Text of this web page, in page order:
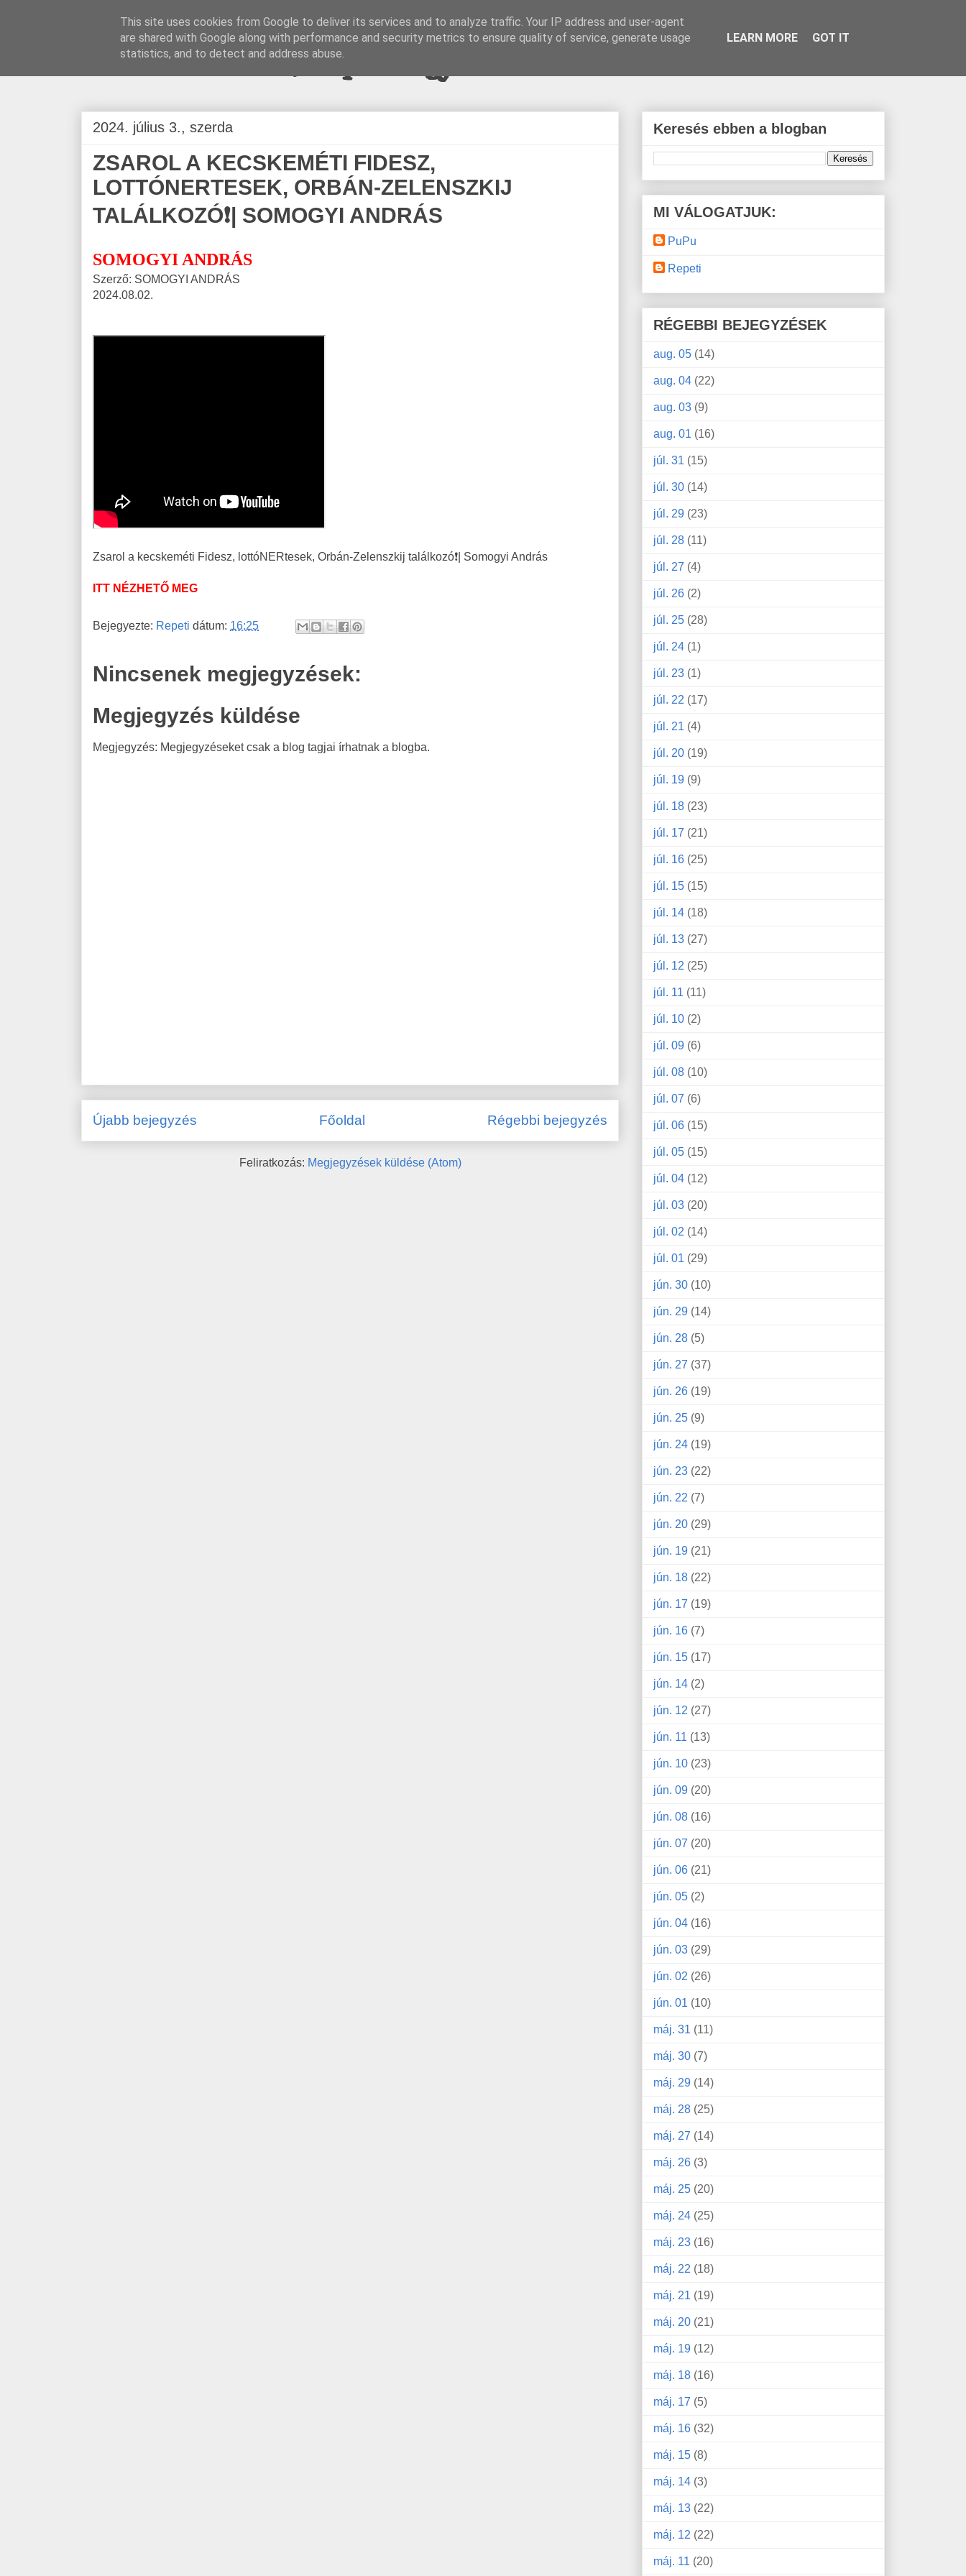
BLOGÁSZAT, napi blogjava
2024. július 3., szerda
ZSAROL A KECSKEMÉTI FIDESZ,
LOTTÓNERTESEK, ORBÁN-ZELENSZKIJ
TALÁLKOZÓ❗| SOMOGYI ANDRÁS
SOMOGYI ANDRÁS
Szerző: SOMOGYI ANDRÁS
2024.08.02.
Zsarol a kecskeméti Fidesz, lottóNERtesek, Orbán-Zelenszkij találkozó❗| Somogyi András
ITT NÉZHETŐ MEG
Bejegyezte: Repeti dátum: 16:25
Nincsenek megjegyzések:
Megjegyzés küldése
Megjegyzés: Megjegyzéseket csak a blog tagjai írhatnak a blogba.
Újabb bejegyzés Régebbi bejegyzés
Főoldal
Feliratkozás: Megjegyzések küldése (Atom)
Keresés ebben a blogban
MI VÁLOGATJUK:
PuPu
Repeti
RÉGEBBI BEJEGYZÉSEK
aug. 05 (14)
aug. 04 (22)
aug. 03 (9)
aug. 01 (16)
júl. 31 (15)
júl. 30 (14)
júl. 29 (23)
júl. 28 (11)
júl. 27 (4)
júl. 26 (2)
júl. 25 (28)
júl. 24 (1)
júl. 23 (1)
júl. 22 (17)
júl. 21 (4)
júl. 20 (19)
júl. 19 (9)
júl. 18 (23)
júl. 17 (21)
júl. 16 (25)
júl. 15 (15)
júl. 14 (18)
júl. 13 (27)
júl. 12 (25)
júl. 11 (11)
júl. 10 (2)
júl. 09 (6)
júl. 08 (10)
júl. 07 (6)
júl. 06 (15)
júl. 05 (15)
júl. 04 (12)
júl. 03 (20)
júl. 02 (14)
júl. 01 (29)
jún. 30 (10)
jún. 29 (14)
jún. 28 (5)
jún. 27 (37)
jún. 26 (19)
jún. 25 (9)
jún. 24 (19)
jún. 23 (22)
jún. 22 (7)
jún. 20 (29)
jún. 19 (21)
jún. 18 (22)
jún. 17 (19)
jún. 16 (7)
jún. 15 (17)
jún. 14 (2)
jún. 12 (27)
jún. 11 (13)
jún. 10 (23)
jún. 09 (20)
jún. 08 (16)
jún. 07 (20)
jún. 06 (21)
jún. 05 (2)
jún. 04 (16)
jún. 03 (29)
jún. 02 (26)
jún. 01 (10)
máj. 31 (11)
máj. 30 (7)
máj. 29 (14)
máj. 28 (25)
máj. 27 (14)
máj. 26 (3)
máj. 25 (20)
máj. 24 (25)
máj. 23 (16)
máj. 22 (18)
máj. 21 (19)
máj. 20 (21)
máj. 19 (12)
máj. 18 (16)
máj. 17 (5)
máj. 16 (32)
máj. 15 (8)
máj. 14 (3)
máj. 13 (22)
máj. 12 (22)
máj. 11 (20)
This site uses cookies from Google to deliver its services and to analyze traffic. Your IP address and user-agent
are shared with Google along with performance and security metrics to ensure quality of service, generate usage
statistics, and to detect and address abuse.
LEARN MORE GOT IT